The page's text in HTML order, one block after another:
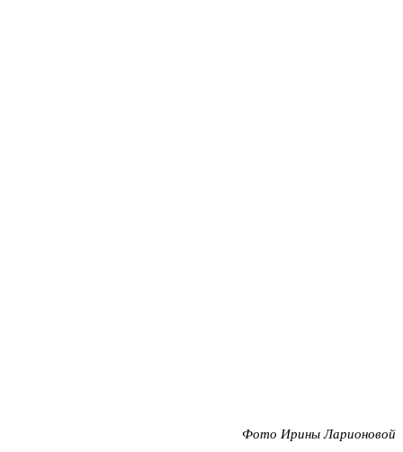
Фото Ирины Ларионовой